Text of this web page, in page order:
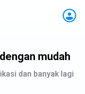
mudah
dan banyak lagi